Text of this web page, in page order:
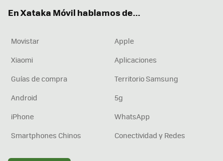
En Xataka Móvil hablamos de...
Movistar
Apple
Xiaomi
Aplicaciones
Guías de compra
Territorio Samsung
Android
5g
iPhone
WhatsApp
Smartphones Chinos
Conectividad y Redes